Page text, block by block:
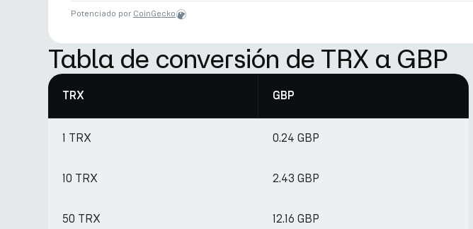
Potenciado por CoinGecko
Tabla de conversión de TRX a GBP
TRX GBP
1 TRX 0.24 GBP
10 TRX 2.43 GBP
50 TRX 12.16 GBP